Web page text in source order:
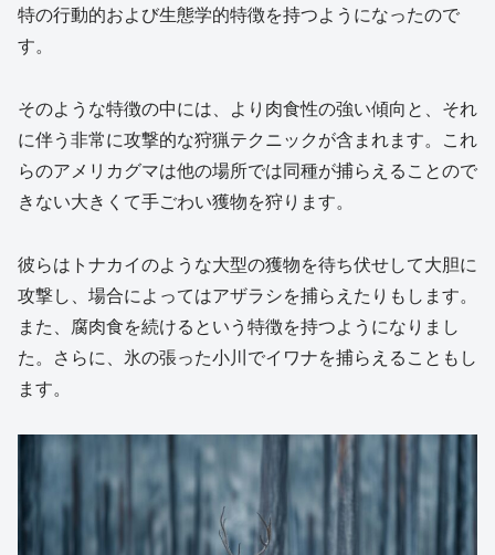
特の行動的および生態学的特徴を持つようになったので
す。
そのような特徴の中には、より肉食性の強い傾向と、それ
に伴う非常に攻撃的な狩猟テクニックが含まれます。これ
らのアメリカグマは他の場所では同種が捕らえることので
きない大きくて手ごわい獲物を狩ります。
彼らはトナカイのような大型の獲物を待ち伏せして大胆に
攻撃し、場合によってはアザラシを捕らえたりもします。
また、腐肉食を続けるという特徴を持つようになりまし
た。さらに、氷の張った小川でイワナを捕らえることもし
ます。